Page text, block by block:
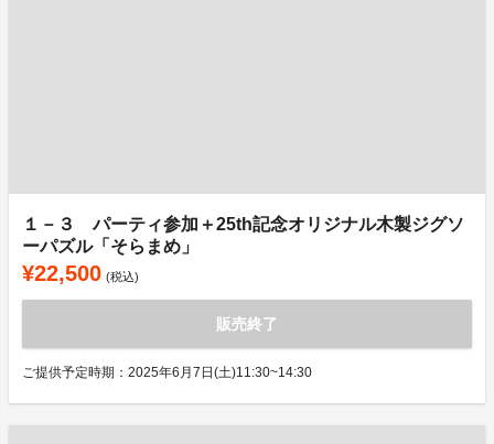
１－３ パーティ参加＋25th記念オリジナル木製ジグソ
ーパズル「そらまめ」
¥22,500 (税込)
販売終了
ご提供予定時期：2025年6月7日(土)11:30~14:30